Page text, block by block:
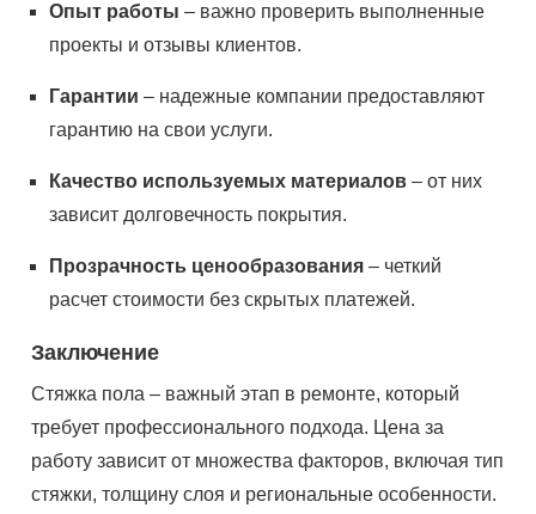
Опыт работы – важно проверить выполненные
проекты и отзывы клиентов.
Гарантии – надежные компании предоставляют
гарантию на свои услуги.
Качество используемых материалов – от них
зависит долговечность покрытия.
Прозрачность ценообразования – четкий
расчет стоимости без скрытых платежей.
Заключение
Стяжка пола – важный этап в ремонте, который
требует профессионального подхода. Цена за
работу зависит от множества факторов, включая тип
стяжки, толщину слоя и региональные особенности.